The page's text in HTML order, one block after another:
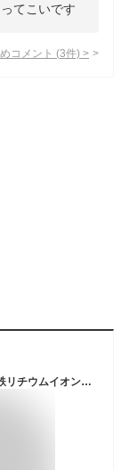
てこいです
コメント (3件) >
EcoFlow DELTA 3 ポータブル電源 1024Wh リン酸鉄リチウムイオン ぽーたぶる電源 大容量 業界最速級の充電速度 56分で100%充電 定格出力1500W 10ミリ秒未満のUPS機能 ポータブルバッテリー 13出力ポート搭載 10年長寿命 キャンプ 防災 車中泊 家庭用 アウトドア用 停電対策に最適 防災グッズ アプリ操作可能 エコフロー